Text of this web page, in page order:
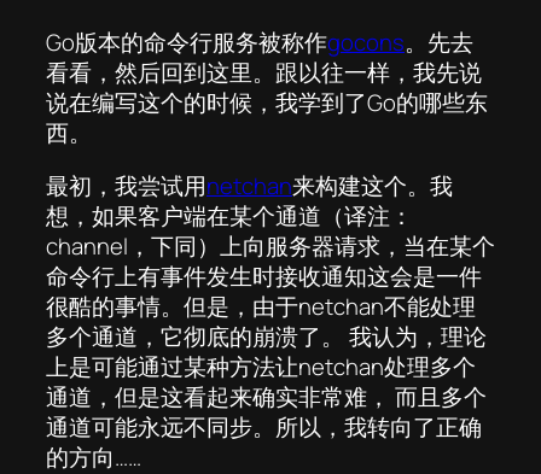
Go版本的命令行服务被称作gocons。先去
看看，然后回到这里。跟以往一样，我先说
说在编写这个的时候，我学到了Go的哪些东
西。
最初，我尝试用netchan来构建这个。我
想，如果客户端在某个通道（译注：
channel，下同）上向服务器请求，当在某个
命令行上有事件发生时接收通知这会是一件
很酷的事情。但是，由于netchan不能处理
多个通道，它彻底的崩溃了。 我认为，理论
上是可能通过某种方法让netchan处理多个
通道，但是这看起来确实非常难， 而且多个
通道可能永远不同步。所以，我转向了正确
的方向……